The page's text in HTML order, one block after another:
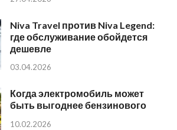
Niva Travel против Niva Legend:
где обслуживание обойдется
дешевле
03.04.2026
Когда электромобиль может
быть выгоднее бензинового
10.02.2026